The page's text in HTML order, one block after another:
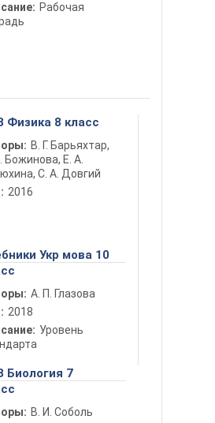
Рабочая
Физика 8 класс
В. Г. Барьяхтар,
Божинова, Е. А.
С. А. Довгий
2016
Укр мова 10
А. П. Глазова
2018
Уровень
Биология 7
В. И. Соболь